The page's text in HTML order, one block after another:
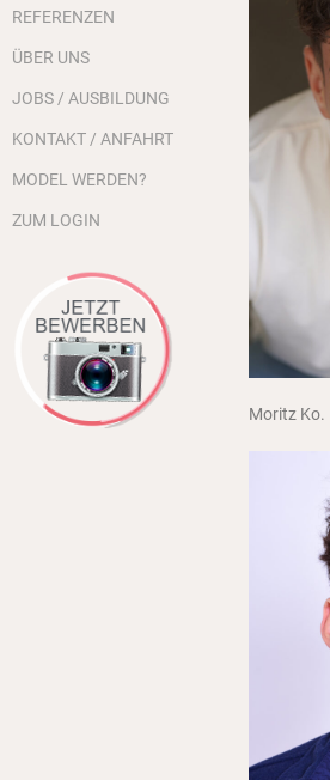
REFERENZEN
ÜBER UNS
JOBS / AUSBILDUNG
KONTAKT / ANFAHRT
MODEL WERDEN?
ZUM LOGIN
Moritz Ko.